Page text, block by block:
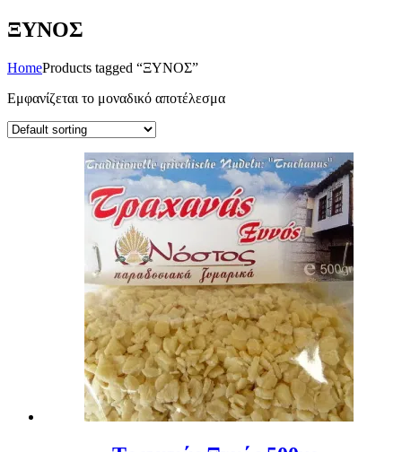
ΞΥΝΟΣ
HomeProducts tagged “ΞΥΝΟΣ”
Εμφανίζεται το μοναδικό αποτέλεσμα